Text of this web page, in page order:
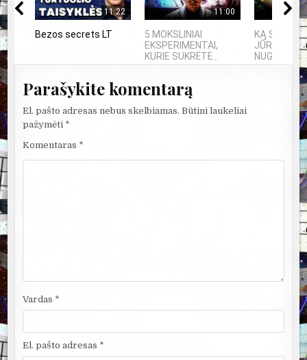
11:22
Bezos secrets LT
11:00
5 MOKSLINIAI
EKSPERIMENTAI,
KURIE SUKRĖTĖ...
KĄ SLEPIA
JŪRA? 5
Parašykite komentarą
El. pašto adresas nebus skelbiamas. Būtini laukeliai
pažymėti *
Komentaras *
Vardas *
El. pašto adresas *